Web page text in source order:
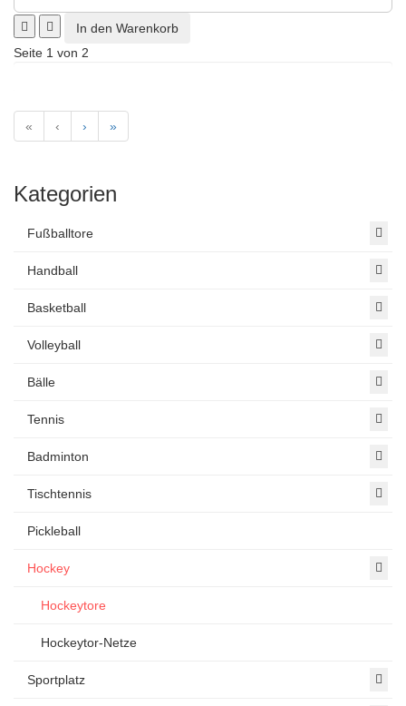
Seite 1 von 2
« ‹ › »
Kategorien
Fußballtore
Handball
Basketball
Volleyball
Bälle
Tennis
Badminton
Tischtennis
Pickleball
Hockey
Hockeytore
Hockeytor-Netze
Sportplatz